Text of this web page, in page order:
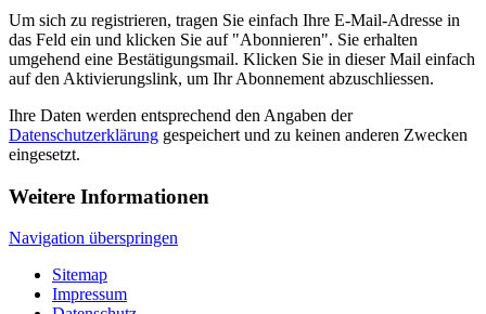
Um sich zu registrieren, tragen Sie einfach Ihre E-Mail-Adresse in
das Feld ein und klicken Sie auf "Abonnieren". Sie erhalten
umgehend eine Bestätigungsmail. Klicken Sie in dieser Mail einfach
auf den Aktivierungslink, um Ihr Abonnement abzuschliessen.
Ihre Daten werden entsprechend den Angaben der
Datenschutzerklärung gespeichert und zu keinen anderen Zwecken
eingesetzt.
Weitere Informationen
Navigation überspringen
Sitemap
Impressum